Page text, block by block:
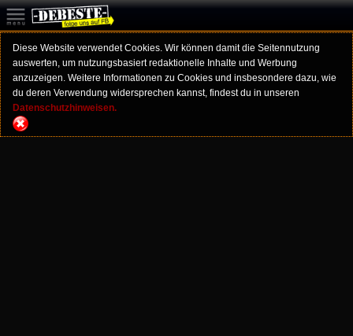
Diese Website verwendet Cookies. Wir können damit die Seitennutzung
auswerten, um nutzungsbasiert redaktionelle Inhalte und Werbung
anzuzeigen. Weitere Informationen zu Cookies und insbesondere dazu, wie
du deren Verwendung widersprechen kannst, findest du in unseren
Datenschutzhinweisen.